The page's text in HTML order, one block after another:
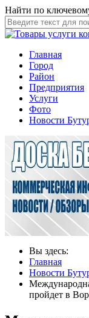
Найти по
Главная
Город
Район
Предприятия
Услуги
Фото
Новости
Вы здесь:
Главная
Новости
пройдет в